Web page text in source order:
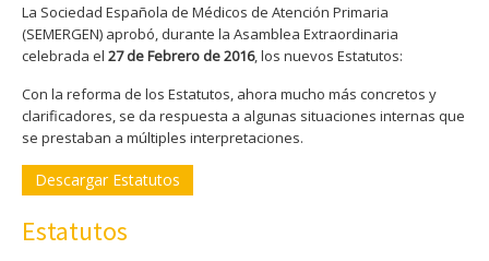
La Sociedad Española de Médicos de Atención Primaria
(SEMERGEN) aprobó, durante la Asamblea Extraordinaria
celebrada el 27 de Febrero de 2016, los nuevos Estatutos:
Con la reforma de los Estatutos, ahora mucho más concretos y
clarificadores, se da respuesta a algunas situaciones internas que
se prestaban a múltiples interpretaciones.
Descargar Estatutos
Estatutos